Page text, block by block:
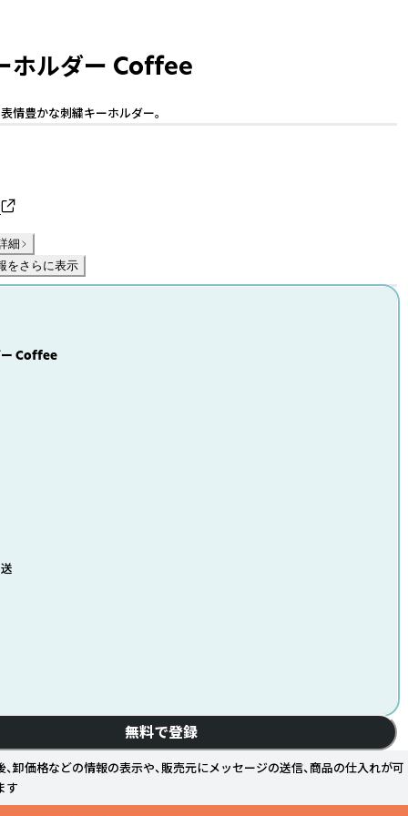
ホルダー Coffee
情豊かな刺繍キーホルダー。
細
をさらに表示
ー Coffee
無料で登録
、卸価格などの情報の表示や、販売元にメッセージの送信、商品の仕入れが可
す